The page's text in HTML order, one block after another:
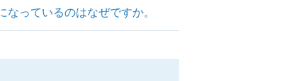
っているのはなぜですか。